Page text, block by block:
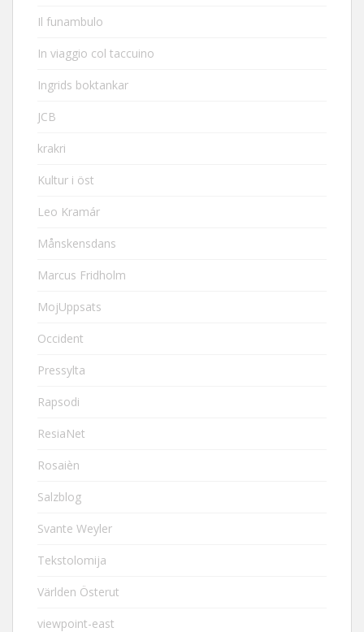
Il funambulo
In viaggio col taccuino
Ingrids boktankar
JCB
krakri
Kultur i öst
Leo Kramár
Månskensdans
Marcus Fridholm
MojUppsats
Occident
Pressylta
Rapsodi
ResiaNet
Rosaièn
Salzblog
Svante Weyler
Tekstolomija
Världen Österut
viewpoint-east